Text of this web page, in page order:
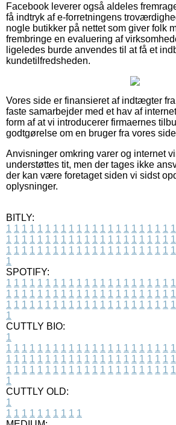
Facebook leverer også aldeles
få indtryk af e-forretningens
nogle butikker på nettet som giver folk
frembringe en evaluering af
ligeledes burde anvendes til at få et
kundetilfredsheden.
Vores side er finansieret af indtægter
faste samarbejder med et hav af
form af at vi introducerer firmaernes
godtgørelse om en bruger fra vores
Anvisninger omkring varer og internet
understøttes tit, men der tages ikke
der kan være foretaget siden vi sidst
oplysninger.
BITLY:
1 1 1 1 1 1 1 1 1 1 1 1 1 1 1 1 1 1 1 1 1 1
1 1 1 1 1 1 1 1 1 1 1 1 1 1 1 1 1 1 1 1 1 1
1 1 1 1 1 1 1 1 1 1 1 1 1 1 1 1 1 1 1 1 1 1
1
SPOTIFY:
1 1 1 1 1 1 1 1 1 1 1 1 1 1 1 1 1 1 1 1 1 1
1 1 1 1 1 1 1 1 1 1 1 1 1 1 1 1 1 1 1 1 1 1
1 1 1 1 1 1 1 1 1 1 1 1 1 1 1 1 1 1 1 1 1 1
1
CUTTLY BIO:
1
1 1 1 1 1 1 1 1 1 1 1 1 1 1 1 1 1 1 1 1 1 1
1 1 1 1 1 1 1 1 1 1 1 1 1 1 1 1 1 1 1 1 1 1
1 1 1 1 1 1 1 1 1 1 1 1 1 1 1 1 1 1 1 1 1 1
1
CUTTLY OLD:
1
1 1 1 1 1 1 1 1 1 1